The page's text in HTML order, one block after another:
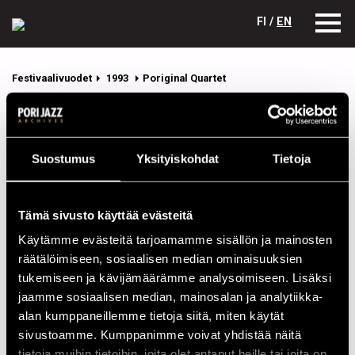
Suostumus Yksityiskohdat Tietoja
Tämä sivusto käyttää evästeitä
Käytämme evästeitä tarjoamamme sisällön ja mainosten
räätälöimiseen, sosiaalisen median ominaisuuksien
tukemiseen ja kävijämäärämme analysoimiseen. Lisäksi
jaamme sosiaalisen median, mainosalan ja analytiikka-
alan kumppaneillemme tietoja siitä, miten käytät
sivustoamme. Kumppanimme voivat yhdistää näitä
FI / EN
Festivaalivuodet 1993 Poriginal Quartet
Poriginal Quartet
Kokoonpano
NIMI INSTRUMENTTI
Aalto, Matti
p
Kangas, Jyrki
b
Lehti, Harri
dr
Sarpila, Kari
sax
Esiintymiset vuonna 1993